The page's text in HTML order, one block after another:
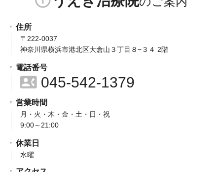
住所
〒222-0037
神奈川県横浜市港北区大倉山３丁目８−３４ 2階
電話番号
contact_phone045-542-1379
営業時間
月・火・木・金・土・日・祝
9:00～21:00
休業日
水曜